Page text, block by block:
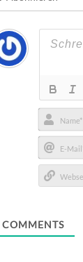
Name*
E-
Mail*
COMMENTS